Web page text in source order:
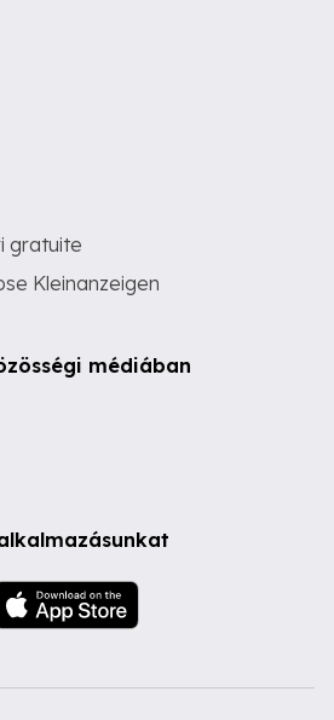
gratuite
Kleinanzeigen
médiában